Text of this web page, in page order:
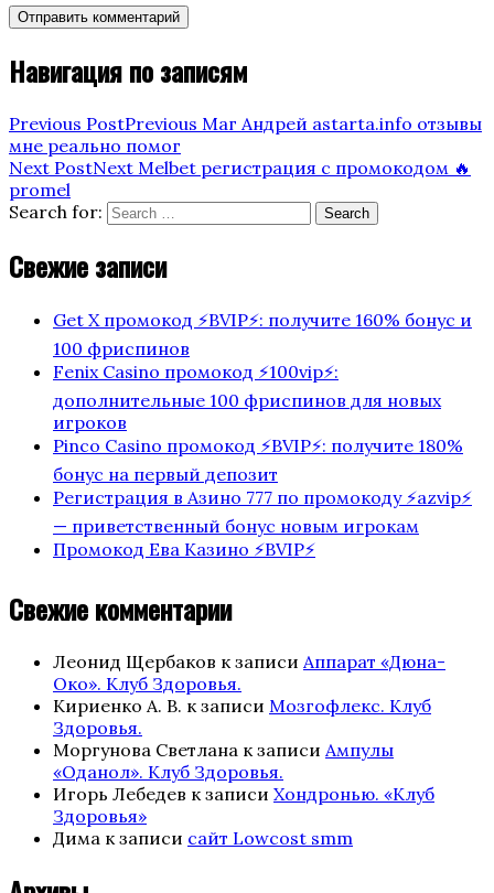
Навигация по записям
Previous PostPrevious Маг Андрей astarta.info отзывы
мне реально помог
Next PostNext Melbet регистрация с промокодом 🔥
promel
Search for:
Search
Свежие записи
Get X промокод ⚡️BVIP⚡️: получите 160% бонус и
100 фриспинов
Fenix Casino промокод ⚡️100vip⚡️:
дополнительные 100 фриспинов для новых
игроков
Pinco Casino промокод ⚡️BVIP⚡️: получите 180%
бонус на первый депозит
Регистрация в Азино 777 по промокоду ⚡️azvip⚡️
— приветственный бонус новым игрокам
Промокод Ева Казино ⚡️BVIP⚡️
Свежие комментарии
Леонид Щербаков к записи Аппарат «Дюна-
Око». Клуб Здоровья.
Кириенко А. В. к записи Мозгофлекс. Клуб
Здоровья.
Моргунова Светлана к записи Ампулы
«Оданол». Клуб Здоровья.
Игорь Лебедев к записи Хондронью. «Клуб
Здоровья»
Дима к записи сайт Lowcost smm